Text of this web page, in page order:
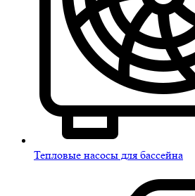
Тепловые насосы для бассейна